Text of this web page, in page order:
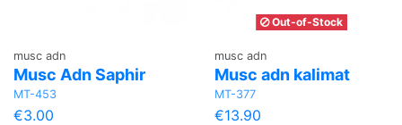
musc adn
Musc Adn Saphir
MT-453
€3.00
Out-of-Stock
musc adn
Musc adn kalimat
MT-377
€13.90